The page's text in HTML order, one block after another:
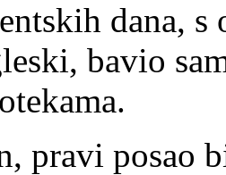
dana, s
bavio
pravi posao